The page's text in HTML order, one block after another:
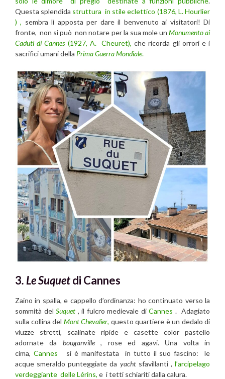
Questa splendida struttura in stile eclettico (1876, L. Hourlier
) , sembra lì apposta per dare il benvenuto ai visitatori! Di
fronte, non si può non notare per la sua mole un Monumento ai
Caduti di Cannes(1927, A. Cheuret), che ricorda gli orrori e i
sacrifici umani della Prima Guerra Mondiale.
3. LeSuquetdi Cannes
Zaino in spalla, e cappello d’ordinanza: ho continuato verso la
sommità delSuquet , il fulcro medievale diCannes . Adagiato
sulla collina del Mont Chevalier, questo quartiere è un dedalo di
viuzze stretti, scalinate ripide e casette color pastello
adornate da bouganville, rose ed agavi. Una volta in
cima, Cannes
si è manifestata in tutto il suo fascino: le
acque smeraldo punteggiate da yachtsfavillanti ,l’arcipelago
verdeggiante delle Lérins, e i tetti schiariti dalla calura.